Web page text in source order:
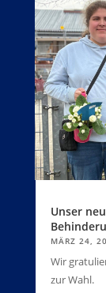
Unser
MÄRZ 24,
Wir
zur Wahl.